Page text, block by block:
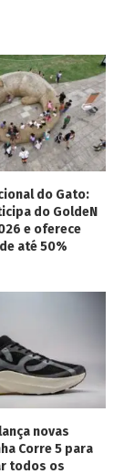
do Gato:
do GoldeN
e oferece
até 50%
novas
Corre 5 para
todos os